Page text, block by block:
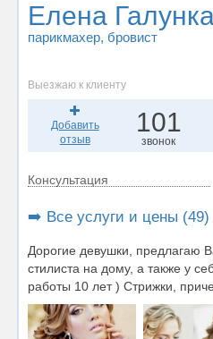
Елена
парикмахер, бровист
Выезжаю к клиенту
Добавить
отзыв
101
звонок
Консультация
➡️ Все услуги и цены (49)
Дорогие девушки, предлагаю
стилиста на дому, а также у
работы 10 лет ) Стрижки,